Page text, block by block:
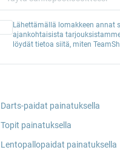
Lähettämällä lomakkeen annat
ajankohtaisista
löydät tietoa siitä, miten
Darts-paidat painatuksella
Topit painatuksella
Lentopallopaidat painatuksella